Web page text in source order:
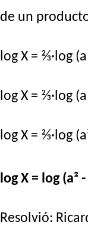
de un
log X = ⅔·log
log X = ⅔·log
log X = ⅔·log
log X = log (a² -
Resolvió: